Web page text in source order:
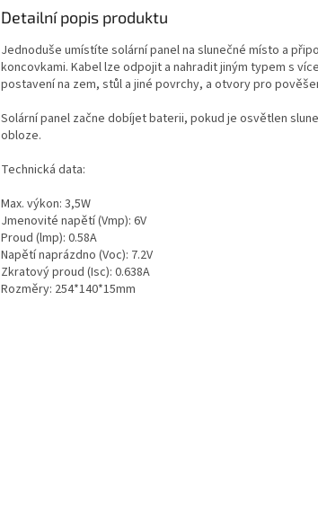
Detailní popis produktu
Jednoduše umístíte solární panel na slunečné místo a
koncovkami. Kabel lze odpojit a nahradit jiným typem s
postavení na zem, stůl a jiné povrchy, a otvory pro
Solární panel začne dobíjet baterii, pokud je osvětlen
obloze.
Technická data:
Max. výkon: 3,5W
Jmenovité napětí (Vmp): 6V
Proud (lmp): 0.58A
Napětí naprázdno (Voc): 7.2V
Zkratový proud (Isc): 0.638A
Rozměry: 254*140*15mm